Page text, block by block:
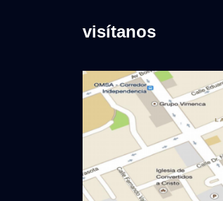
visítanos